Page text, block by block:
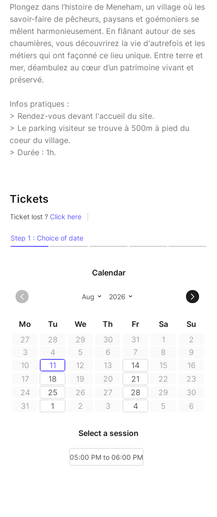
Plongez dans l’histoire de Meneham, un village où les
savoir-faire de pêcheurs, paysans et goémoniers se
mêlent harmonieusement. En flânant autour de ses
chaumières, vous découvrirez la vie d'autrefois et les
métiers qui ont façonné ce lieu unique. Entre terre et
mer, déambulez au cœur d’un patrimoine vivant et
préservé.
Infos pratiques :
> Rendez-vous devant l'accueil du site.
> Le parking visiteur se trouve à 500m à pied du
coeur du village.
> Durée : 1h.
Tickets